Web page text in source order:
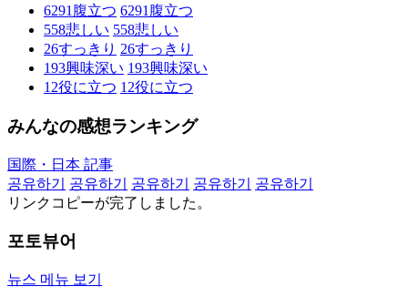
6291 腹立つ 6291 腹立つ
558悲しい 558悲しい
26すっきり 26すっきり
193興味深い 193興味深い
12役に立つ 12役に立つ
みんなの感想ランキング
国際・日本 記事
공유하기
공유하기 공유하기 공유하기
공유하기
リンクコピーが完了しました。
포토뷰어
뉴스 메뉴 보기